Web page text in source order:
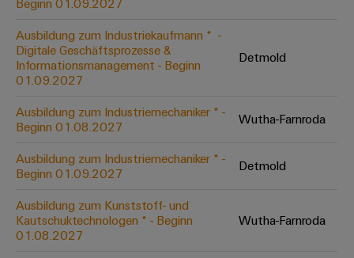
bewährte
Maschinenbau
Lösungen
für
verschiedene
Segmente
der
und
Fabrikautomation
Öl
&
Lösungen
IIoT
&
Automation
Software
Industrial
Industrial
Automation
Feldbusverteiler
Automatisierung
&
Software
I/O-
Systeme
Technische
Produktkataloge
Reparatur
und
Ersatzteile
Trainings
Webinare
PSIRT
IIoT
and
Partner
Netzwerk
IIoT
Automation
Solution
Aktuelle
Termine
Workshops
für
Schulklassen
Beginn 01.09.2027
Ausbildung zum Industriekaufmann * ​ -
Digitale Geschäftsprozesse &
Informationsmanagement - Beginn
01.09.2027
Detmold
Ausbildung zum Industriemechaniker * -
Beginn 01.08.2027
Wutha-Farnroda
Ausbildung zum Industriemechaniker * -
Beginn 01.09.2027
Detmold
Ausbildung zum Kunststoff- und
Kautschuktechnologen * - Beginn
01.08.2027
Wutha-Farnroda